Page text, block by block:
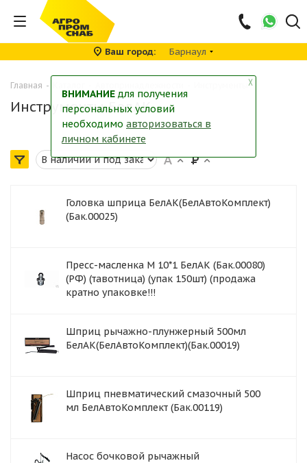
Ваш город Барнаул
Главная -
Инструменты БелАК
Головка шприца БелАК(БелАвтоКомплект)
(Бак.00025)
Пресс-масленка М 10*1 БелАК (Бак.00080)
(РФ) (тавотница) (упак 150шт) (продажа
кратно упаковке!!!
Шприц рычажно-плунжерный 500мл
БелАК(БелАвтоКомплект)(Бак.00019)
Шприц пневматический смазочный 500
мл БелАвтоКомплект (Бак.00119)
Насос бочковой рычажный
╳
ВНИМАНИЕ для получения
персональных условий
необходимо авторизоваться в
личном кабинете